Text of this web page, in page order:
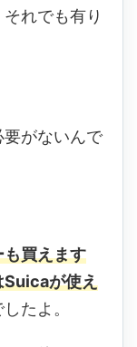
れでも有り
がないんで
買えます
Suicaが使え
たよ。